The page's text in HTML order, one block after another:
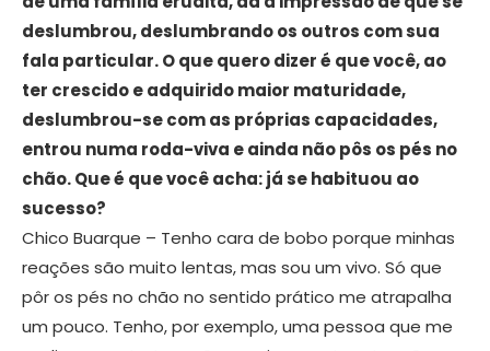
deslumbrou, deslumbrando os outros com sua
fala particular. O que quero dizer é que você, ao
ter crescido e adquirido maior maturidade,
deslumbrou-se com as próprias capacidades,
entrou numa roda-viva e ainda não pôs os pés no
chão. Que é que você acha: já se habituou ao
sucesso?
Chico Buarque – Tenho cara de bobo porque minhas
reações são muito lentas, mas sou um vivo. Só que
pôr os pés no chão no sentido prático me atrapalha
um pouco. Tenho, por exemplo, uma pessoa que me